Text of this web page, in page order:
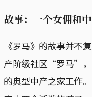
故事：一个女佣和
《罗马》的故事并不
产阶级社区“罗马”，
的典型中产之家工作